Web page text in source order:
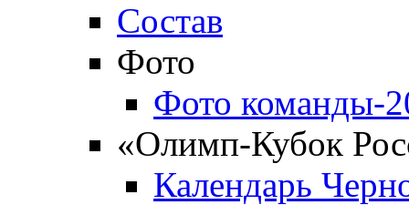
Состав
Фото
Фото команды-
«Олимп-Кубок
Календарь